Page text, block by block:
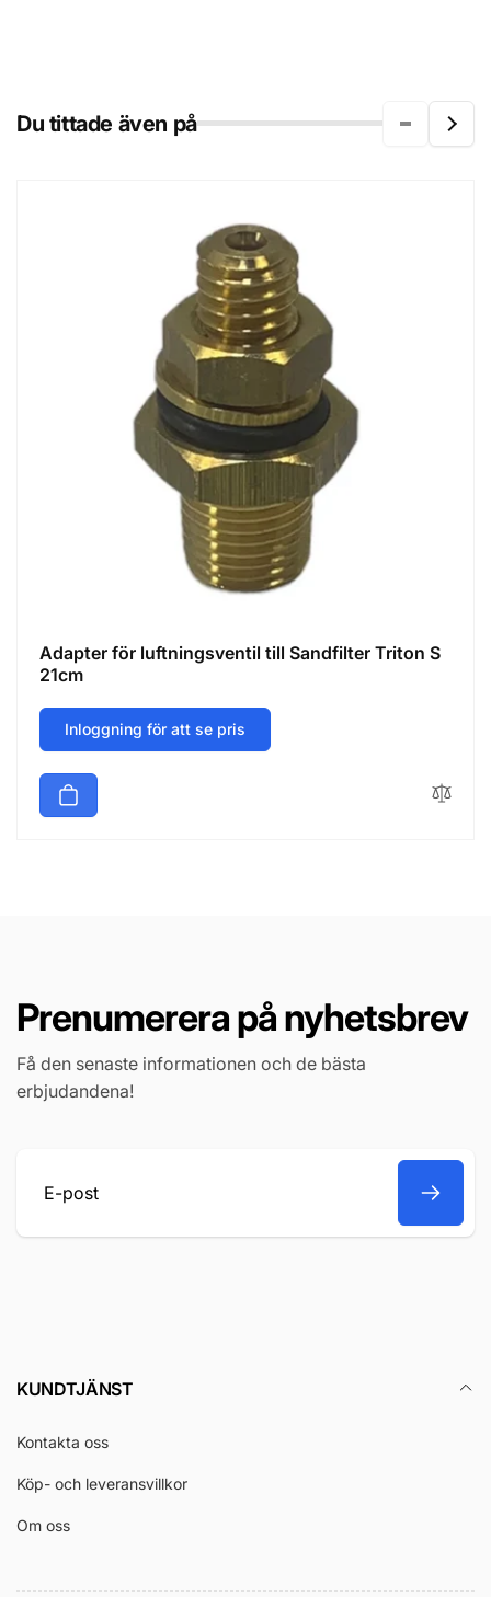
Du tittade även på
Adapter för luftningsventil till Sandfilter Triton S
21cm
Inloggning för att se pris
Prenumerera på nyhetsbrev
Få den senaste informationen och de bästa
erbjudandena!
E-
KUNDTJÄNST
Kontakta oss
Köp- och leveransvillkor
Om oss